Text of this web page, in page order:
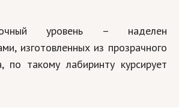
уровень – наделен
изготовленных из прозрачного
по такому лабиринту курсирует